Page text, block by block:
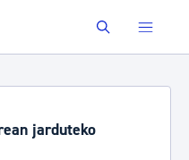
Buscar
jarduteko